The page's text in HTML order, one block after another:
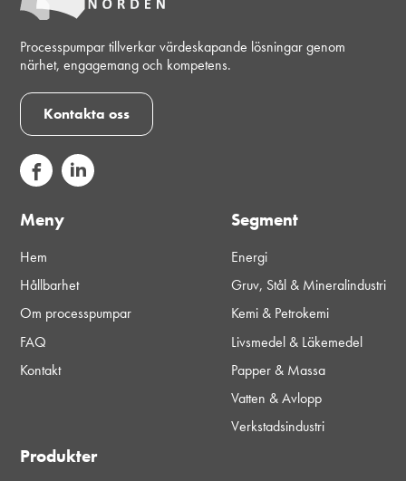
Processpumpar tillverkar värdeskapande lösningar genom
närhet, engagemang och kompetens.
Kontakta oss
Meny
Hem
Hållbarhet
Om processpumpar
FAQ
Kontakt
Segment
Energi
Gruv, Stål & Mineralindustri
Kemi & Petrokemi
Livsmedel & Läkemedel
Papper & Massa
Vatten & Avlopp
Verkstadsindustri
Produkter